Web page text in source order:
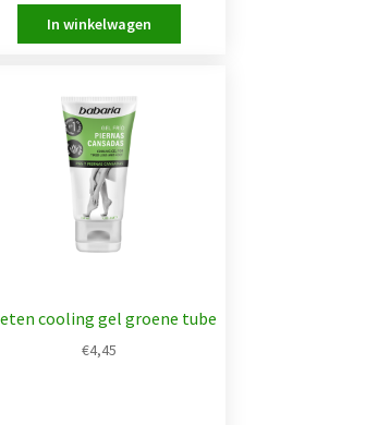
cooling gel groene tube
€4,45